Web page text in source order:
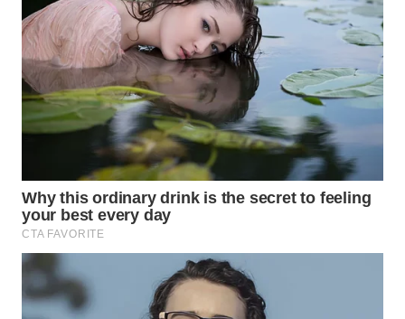
WN
SUKABUMI
WN
PURWAKARTA
WN
TIMUR
WN
SEMARANG
WN
SOLO